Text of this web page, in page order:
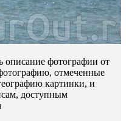
описание фотографии от
отмеченные
картинки, и
доступным